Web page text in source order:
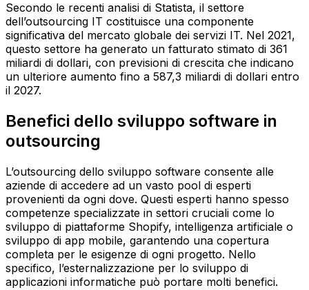
Secondo le recenti analisi di Statista, il settore
dell’outsourcing IT costituisce una componente
significativa del mercato globale dei servizi IT. Nel 2021,
questo settore ha generato un fatturato stimato di 361
miliardi di dollari, con previsioni di crescita che indicano
un ulteriore aumento fino a 587,3 miliardi di dollari entro
il 2027.
Benefici dello sviluppo software in
outsourcing
L’outsourcing dello sviluppo software consente alle
aziende di accedere ad un vasto pool di esperti
provenienti da ogni dove. Questi esperti hanno spesso
competenze specializzate in settori cruciali come lo
sviluppo di piattaforme Shopify, intelligenza artificiale o
sviluppo di app mobile, garantendo una copertura
completa per le esigenze di ogni progetto. Nello
specifico, l’esternalizzazione per lo sviluppo di
applicazioni informatiche può portare molti benefici.